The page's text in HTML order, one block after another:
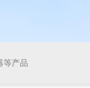
等产品